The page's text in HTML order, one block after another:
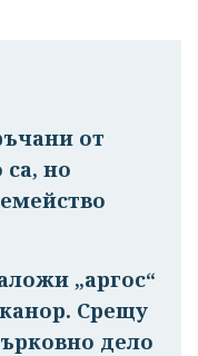
от
са, но
„аргос“
Срещу
дело